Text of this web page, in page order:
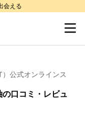
会える
）公式オンラインス
の口コミ・レビュ